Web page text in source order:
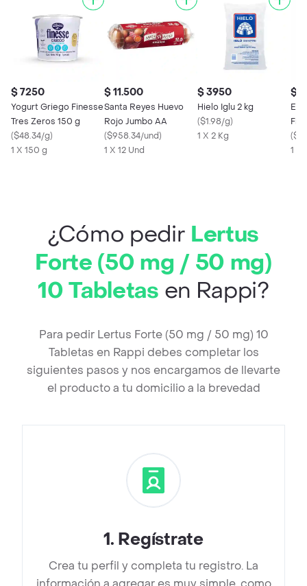
$ 7250
Yogurt Griego Finesse
Tres Zeros 150 g
($48.34/g)
1 X 150 g
$ 11.500
Santa Reyes Huevo
Rojo Jumbo AA
($958.34/und)
1 X 12 Und
$ 3950
Hielo Iglu 2 kg
($1.98/g)
1 X 2 Kg
$
(
1 X
¿Cómo pedir Lertus
Forte (50 mg / 50 mg)
10 Tabletas en Rappi?
Para pedir Lertus Forte (50 mg / 50 mg) 10
Tabletas en Rappi debes completar los
siguientes pasos y nos encargamos de llevarte
el producto a tu domicilio a la brevedad
1. Regístrate
Crea tu perfil y completa tu registro. La